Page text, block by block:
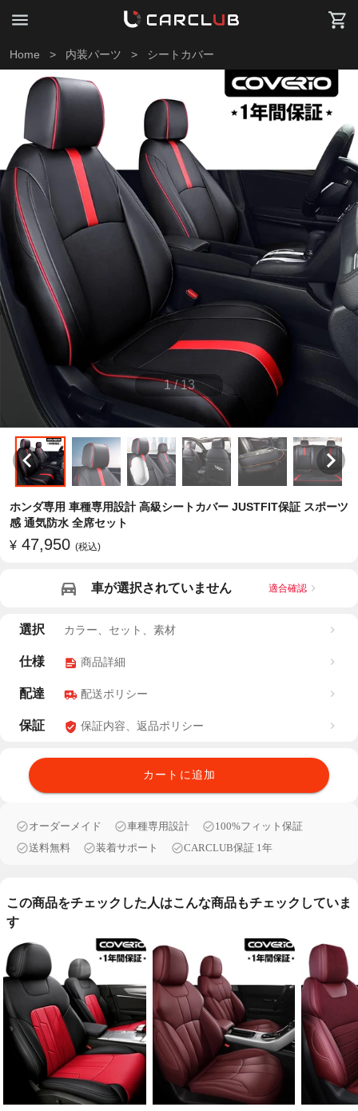
Home > 内装パーツ > シートカバー
1 / 13
ホンダ専用 車種専用設計 高級シートカバー JUSTFIT保証 スポーツ
感 通気防水 全席セット
¥ 47,950 (税込)
車が選択されていません 適合確認
選択 カラー、セット、素材
仕様 商品詳細
配達 配送ポリシー
保証 保証内容、返品ポリシー
カートに追加
オーダーメイド 車種専用設計
100%フィット保証
送料無料
装着サポート CARCLUB保証 1年
この商品をチェックした人はこんな商品もチェックしていま
す